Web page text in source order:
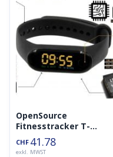
OpenSource
Fitnesstracker T-
Wristband ESP32 LILYGO
TTGO
CHF 41.78
exkl. MWST